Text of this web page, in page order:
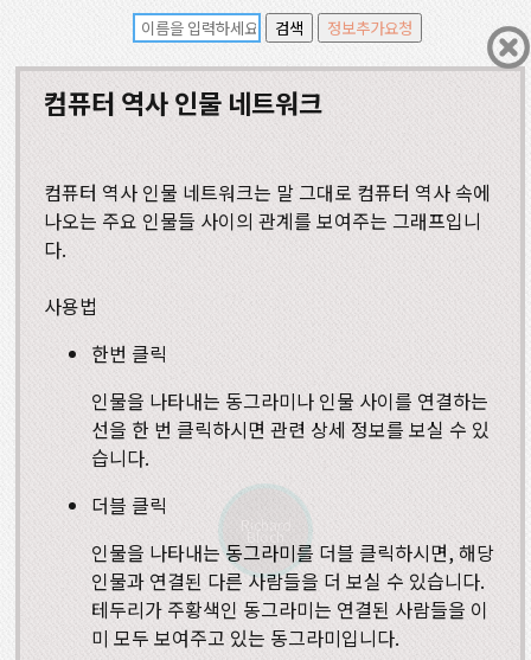
Richard
Bloch
컴퓨터 역사 인물 네트워크
컴퓨터 역사 인물 네트워크는 말 그대로 컴퓨터 역사 속에
나오는 주요 인물들 사이의 관계를 보여주는 그래프입니
다.
사용법
한번 클릭
인물을 나타내는 동그라미나 인물 사이를 연결하는
선을 한 번 클릭하시면 관련 상세 정보를 보실 수 있
습니다.
더블 클릭
인물을 나타내는 동그라미를 더블 클릭하시면, 해당
인물과 연결된 다른 사람들을 더 보실 수 있습니다.
테두리가 주황색인 동그라미는 연결된 사람들을 이
미 모두 보여주고 있는 동그라미입니다.